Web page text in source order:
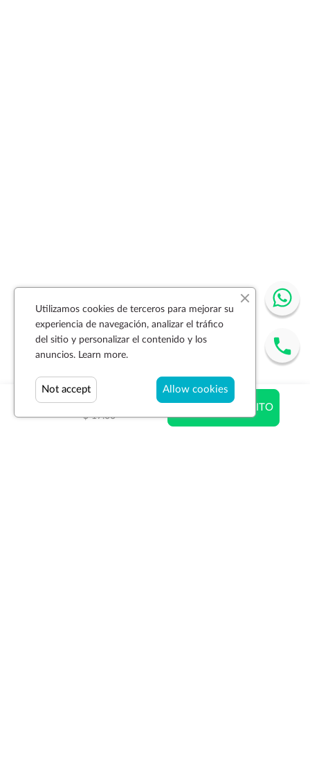
$ 17.00
$ 17.00
AÑADIR AL CARRITO
Utilizamos cookies de terceros para mejorar su
experiencia de navegación, analizar el tráfico
del sitio y personalizar el contenido y los
anuncios. Learn more.
Allow cookies
Not accept